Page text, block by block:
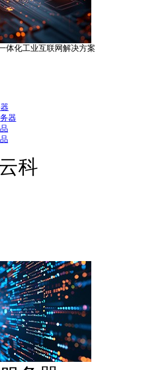
体化工业互联网解决方案
器
科